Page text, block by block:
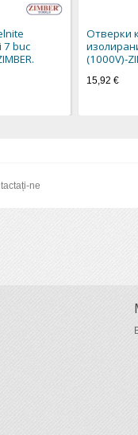
7 buc
Отверки
(1000V)-
15,92 €
ne